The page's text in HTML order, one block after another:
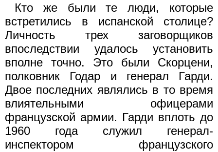
Кто же были те люди, которые
встретились в испанской столице?
Личность трех заговорщиков
впоследствии удалось установить
вполне точно. Это были Скорцени,
полковник Годар и генерал Гарди.
Двое последних являлись в то время
влиятельными офицерами
французской армии. Гарди вплоть до
1960 года служил генерал-
инспектором французского